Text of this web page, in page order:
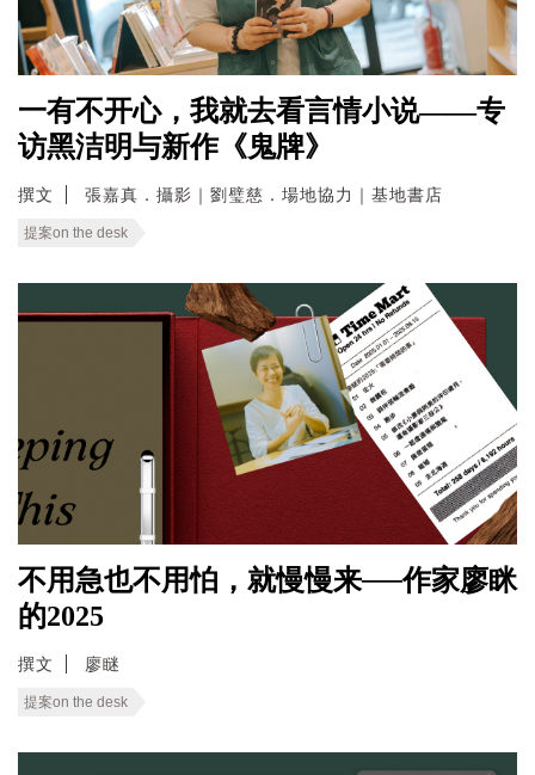
一有不开心，我就去看言情小说——专
访黑洁明与新作《鬼牌》
撰文 張嘉真．攝影｜劉璧慈．場地協力｜基地書店
提案on the desk
不用急也不用怕，就慢慢来──作家廖眯
的2025
撰文 廖瞇
提案on the desk